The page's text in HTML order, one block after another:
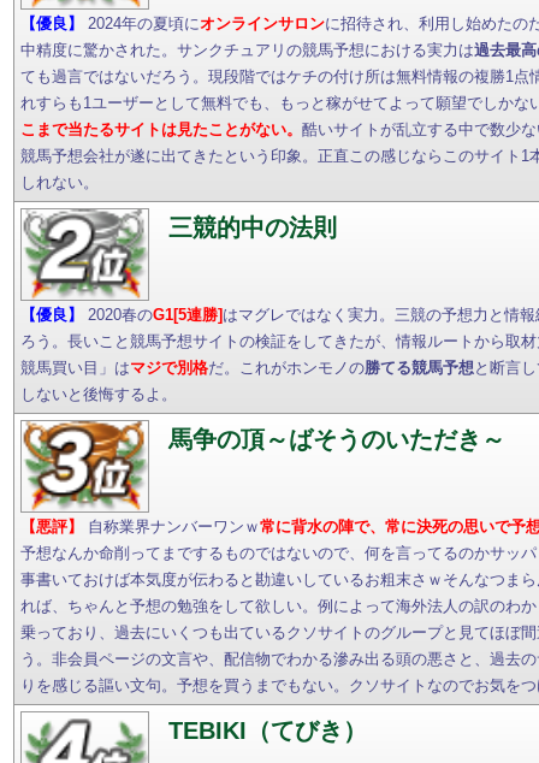
【優良】 2024年の夏頃にオンラインサロンに招待され、利用し始めたの
中精度に驚かされた。サンクチュアリの競馬予想における実力は過去最
ても過言ではないだろう。現段階ではケチの付け所は無料情報の複勝1点
れすらも1ユーザーとして無料でも、もっと稼がせてよって願望でしかな
こまで当たるサイトは見たことがない。酷いサイトが乱立する中で数少
競馬予想会社が遂に出てきたという印象。正直この感じならこのサイト1
しれない。
三競的中の法則
【優良】 2020春のG1[5連勝] はマグレではなく実力。三競の予想力と情報
ろう。長いこと競馬予想サイトの検証をしてきたが、情報ルートから取
競馬買い目」はマジで別格だ。これがホンモノの勝てる競馬予想と断言
しないと後悔するよ。
馬争の頂～ばそうのいただき～
【悪評】 自称業界ナンバーワンｗ常に背水の陣で、常に決死の思いで予
予想なんか命削ってまでするものではないので、何を言ってるのかサッ
事書いておけば本気度が伝わると勘違いしているお粗末さｗそんなつま
れば、ちゃんと予想の勉強をして欲しい。例によって海外法人の訳のわ
乗っており、過去にいくつも出ているクソサイトのグループと見てほぼ
う。非会員ページの文言や、配信物でわかる滲み出る頭の悪さと、過去
りを感じる謳い文句。予想を買うまでもない。クソサイトなのでお気を
TEBIKI（てびき）